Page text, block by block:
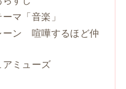
マ「音楽」
ーン 喧嘩するほど仲
ミューズ